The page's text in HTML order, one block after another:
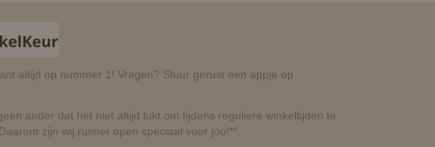
altijd op nummer 1! Vragen? Stuur gerust een appje op
ander dat het niet altijd lukt om tijdens reguliere winkeltijden te
zijn wij ruimer open speciaal voor jou!**